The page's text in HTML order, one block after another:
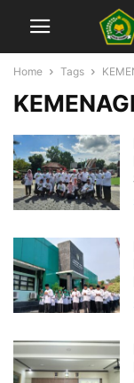
Home Tags